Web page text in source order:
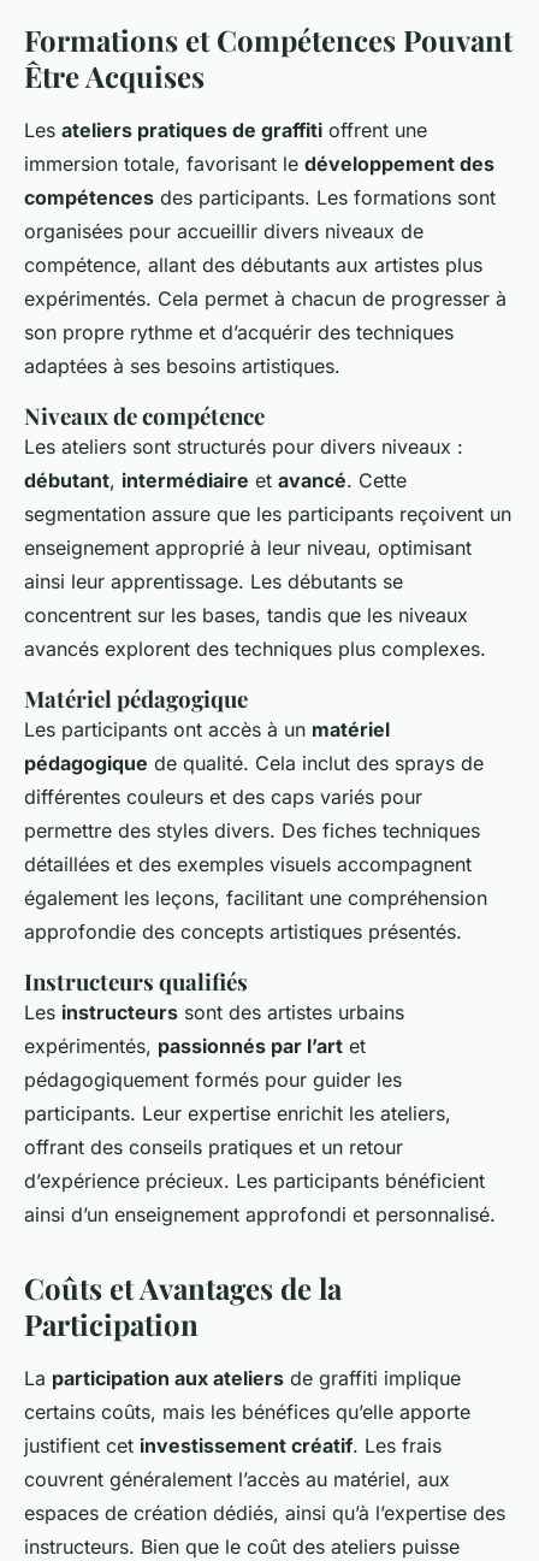
Formations et Compétences Pouvant
Être Acquises
Les ateliers pratiques de graffiti offrent une
immersion totale, favorisant le développement des
compétences des participants. Les formations sont
organisées pour accueillir divers niveaux de
compétence, allant des débutants aux artistes plus
expérimentés. Cela permet à chacun de progresser à
son propre rythme et d’acquérir des techniques
adaptées à ses besoins artistiques.
Niveaux de compétence
Les ateliers sont structurés pour divers niveaux :
débutant, intermédiaire et avancé. Cette
segmentation assure que les participants reçoivent un
enseignement approprié à leur niveau, optimisant
ainsi leur apprentissage. Les débutants se
concentrent sur les bases, tandis que les niveaux
avancés explorent des techniques plus complexes.
Matériel pédagogique
Les participants ont accès à un matériel
pédagogique de qualité. Cela inclut des sprays de
différentes couleurs et des caps variés pour
permettre des styles divers. Des fiches techniques
détaillées et des exemples visuels accompagnent
également les leçons, facilitant une compréhension
approfondie des concepts artistiques présentés.
Instructeurs qualifiés
Les instructeurs sont des artistes urbains
expérimentés, passionnés par l’art et
pédagogiquement formés pour guider les
participants. Leur expertise enrichit les ateliers,
offrant des conseils pratiques et un retour
d’expérience précieux. Les participants bénéficient
ainsi d’un enseignement approfondi et personnalisé.
Coûts et Avantages de la
Participation
La participation aux ateliers de graffiti implique
certains coûts, mais les bénéfices qu’elle apporte
justifient cet investissement créatif. Les frais
couvrent généralement l’accès au matériel, aux
espaces de création dédiés, ainsi qu’à l’expertise des
instructeurs. Bien que le coût des ateliers puisse